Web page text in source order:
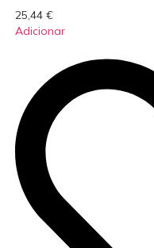
25,44 €
Adicionar